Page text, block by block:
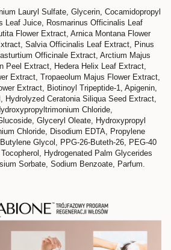
Lauryl Sulfate, Glycerin, Cocamidopropyl
Leaf Juice, Rosmarinus Officinalis Leaf
Flower Extract, Arnica Montana Flower
Salvia Officinalis Leaf Extract, Pinus
Officinale Extract, Arctium Majus
Peel Extract, Hedera Helix Leaf Extract,
Extract, Tropaeolum Majus Flower Extract,
Extract, Biotinoyl Tripeptide-1, Apigenin,
Hydrolyzed Ceratonia Siliqua Seed Extract,
Chloride,
Glyceryl Oleate, Hydroxypropyl
Chloride, Disodium EDTA, Propylene
Glycol, PPG-26-Buteth-26, PEG-40
Hydrogenated Palm Glycerides
Sorbate, Sodium Benzoate, Parfum.